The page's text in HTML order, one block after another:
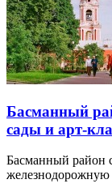
Басманный
сады и арт-
Басманный район
железнодорожную